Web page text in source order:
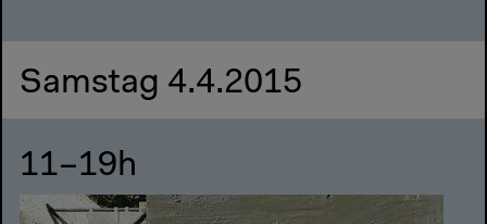
Samstag 4.4.2015
11–19h